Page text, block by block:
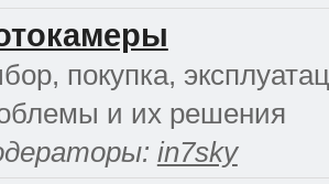
покупка,
и их решения
in7sky